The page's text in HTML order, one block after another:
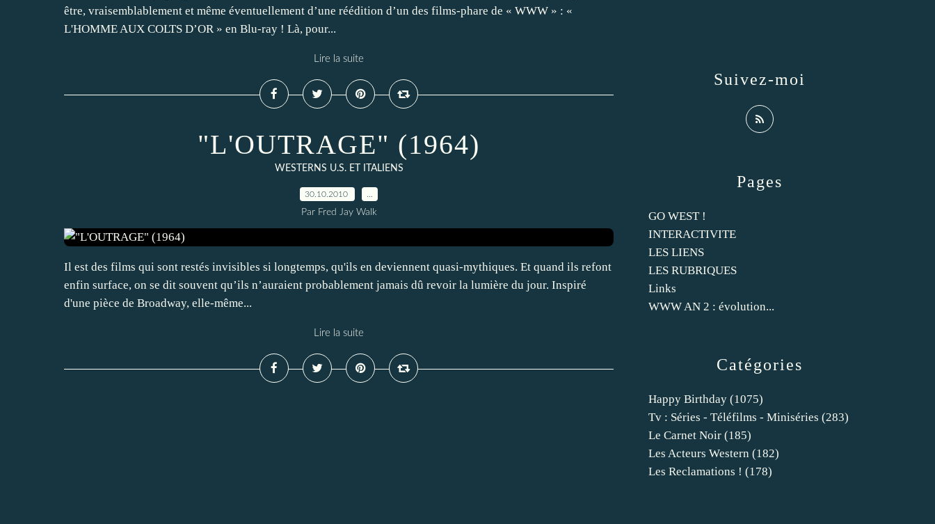
être, vraisemblablement et même éventuellement d’une réédition d’un des films-phare de « WWW » : «
L'HOMME AUX COLTS D’OR » en Blu-ray ! Là, pour...
Lire la suite
"L'OUTRAGE" (1964)
WESTERNS U.S. ET ITALIENS
30.10.2010
Par Fred Jay Walk
Il est des films qui sont restés invisibles si longtemps, qu'ils en deviennent quasi-mythiques. Et quand ils refont
enfin surface, on se dit souvent qu’ils n’auraient probablement jamais dû revoir la lumière du jour. Inspiré
d'une pièce de Broadway, elle-même...
Lire la suite
Catégories
Happy Birthday (1075)
Tv : Séries - Téléfilms - Miniséries (283)
Le Carnet Noir (185)
Les Acteurs Western (182)
Les Reclamations ! (178)
Pages
GO WEST !
INTERACTIVITE
LES LIENS
LES RUBRIQUES
Links
WWW AN 2 : évolution...
Suivez-moi